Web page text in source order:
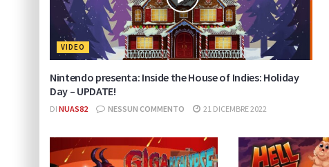
VIDEO
Nintendo presenta: Inside the House of Indies: Holiday
Day – UPDATE!
DI NUAS82 NESSUN COMMENTO 21 DICEMBRE 2022